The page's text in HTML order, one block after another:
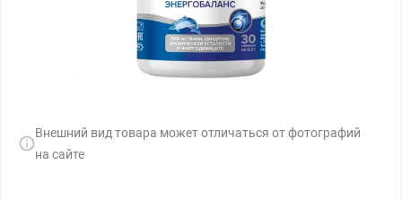
Внешний вид товара может отличаться от фотографий
на сайте